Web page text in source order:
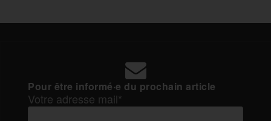
Pour être informé·e du prochain article
Votre adresse mail*